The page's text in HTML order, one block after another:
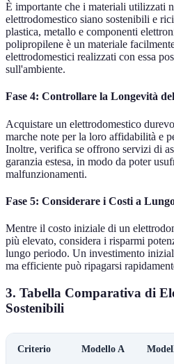
È importante che i materiali utilizzati
elettrodomestico siano sostenibili e
plastica, metallo e componenti
polipropilene è un materiale
elettrodomestici realizzati con essa
sull'ambiente.
Fase 4: Controllare la Longevità
Acquistare un elettrodomestico
marche note per la loro affidabilità e
Inoltre, verifica se offrono servizi di
garanzia estesa, in modo da poter
malfunzionamenti.
Fase 5: Considerare i Costi a
Mentre il costo iniziale di un
più elevato, considera i risparmi
lungo periodo. Un investimento
ma efficiente può ripagarsi
3. Tabella Comparativa di
Sostenibili
Criterio Modello A